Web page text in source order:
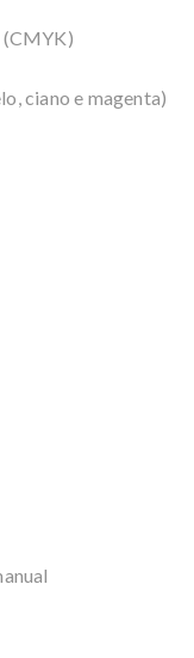
(CMYK)
ciano e magenta)